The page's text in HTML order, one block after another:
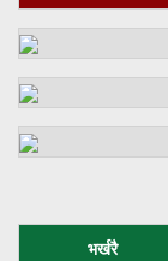
भर्खरै